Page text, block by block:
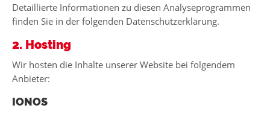
Detaillierte Informationen zu diesen Analyseprogrammen
finden Sie in der folgenden Datenschutzerklärung.
2. Hosting
Wir hosten die Inhalte unserer Website bei folgendem
Anbieter:
IONOS